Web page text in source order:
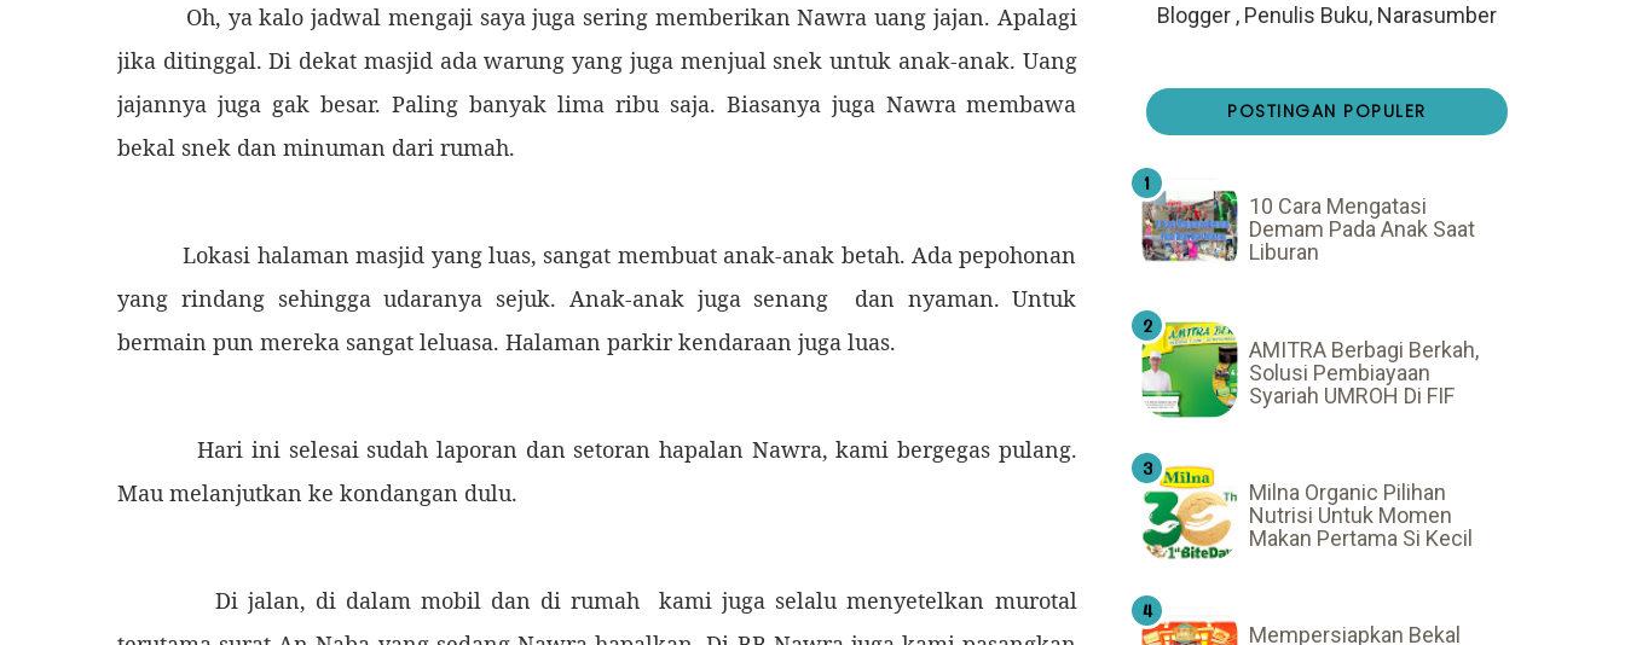
Oh, ya kalo jadwal mengaji saya juga sering memberikan Nawra uang jajan. Apalagi
jika ditinggal. Di dekat masjid ada warung yang juga menjual snek untuk anak-anak. Uang
jajannya juga gak besar. Paling banyak lima ribu saja. Biasanya juga Nawra membawa
bekal snek dan minuman dari rumah.
Lokasi halaman masjid yang luas, sangat membuat anak-anak betah. Ada pepohonan
yang rindang sehingga udaranya sejuk. Anak-anak juga senang dan nyaman. Untuk
bermain pun mereka sangat leluasa. Halaman parkir kendaraan juga luas.
Hari ini selesai sudah laporan dan setoran hapalan Nawra, kami bergegas pulang.
Mau melanjutkan ke kondangan dulu.
Di jalan, di dalam mobil dan di rumah kami juga selalu menyetelkan murotal
Blogger , Penulis Buku, Narasumber
POSTINGAN POPULER
10 Cara Mengatasi
Demam Pada Anak Saat
Liburan
AMITRA Berbagi Berkah,
Solusi Pembiayaan
Syariah UMROH Di FIF
Milna Organic Pilihan
Nutrisi Untuk Momen
Makan Pertama Si Kecil
Mempersiapkan Bekal